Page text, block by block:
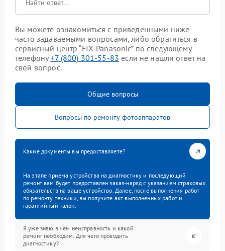
Вы можете ознакомиться с приведенными ниже
часто задаваемыми вопросами, либо обратиться в
сервисный центр “FIX-Panasonic” по следующему
телефону+7 (800) 301-55-83 если не нашли ответ на
свой вопрос.
Общие вопросы
Вопросы по ремонту фотоаппаратов
Какие документы вы предоставляете?
На этапе приема устройства на диагностику и последующий
ремонт вам будет предоставлен заказ-наряд с указанием страховых
обязательств на ваше устройство. Далее, после выполнения работ
по ремонту техники, вы получите акт выполненных работ и
гарантийный талон.
Я уже знаю в чем неисправность и какой
ремонт необходим. Для чего проводить
диагностику?